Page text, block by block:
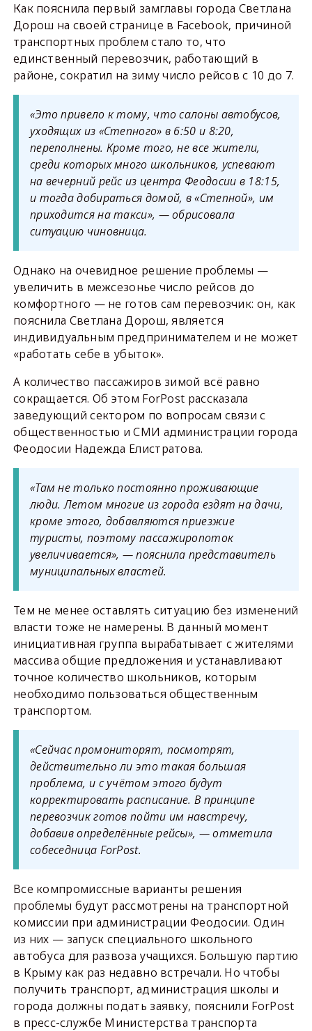
Как пояснила первый замглавы города Светлана
Дорош на своей странице в Facebook, причиной
транспортных проблем стало то, что
единственный перевозчик, работающий в
районе, сократил на зиму число рейсов с 10 до 7.
«Это привело к тому, что салоны автобусов,
уходящих из «Степного» в 6:50 и 8:20,
переполнены. Кроме того, не все жители,
среди которых много школьников, успевают
на вечерний рейс из центра Феодосии в 18:15,
и тогда добираться домой, в «Степной», им
приходится на такси», — обрисовала
ситуацию чиновница.
Однако на очевидное решение проблемы —
увеличить в межсезонье число рейсов до
комфортного — не готов сам перевозчик: он, как
пояснила Светлана Дорош, является
индивидуальным предпринимателем и не может
«работать себе в убыток».
А количество пассажиров зимой всё равно
сокращается. Об этом ForPost рассказала
заведующий сектором по вопросам связи с
общественностью и СМИ администрации города
Феодосии Надежда Елистратова.
«Там не только постоянно проживающие
люди. Летом многие из города ездят на дачи,
кроме этого, добавляются приезжие
туристы, поэтому пассажиропоток
увеличивается», — пояснила представитель
муниципальных властей.
Тем не менее оставлять ситуацию без изменений
власти тоже не намерены. В данный момент
инициативная группа вырабатывает с жителями
массива общие предложения и устанавливают
точное количество школьников, которым
необходимо пользоваться общественным
транспортом.
«Сейчас промониторят, посмотрят,
действительно ли это такая большая
проблема, и с учётом этого будут
корректировать расписание. В принципе
перевозчик готов пойти им навстречу,
добавив определённые рейсы», — отметила
собеседница ForPost.
Все компромиссные варианты решения
проблемы будут рассмотрены на транспортной
комиссии при администрации Феодосии. Один
из них — запуск специального школьного
автобуса для развоза учащихся. Большую партию
в Крыму как раз недавно встречали. Но чтобы
получить транспорт, администрация школы и
города должны подать заявку, пояснили ForPost
в пресс-службе Министерства транспорта